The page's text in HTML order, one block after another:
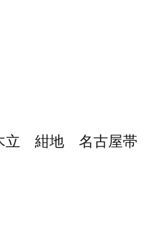
立 紺地 名古屋帯